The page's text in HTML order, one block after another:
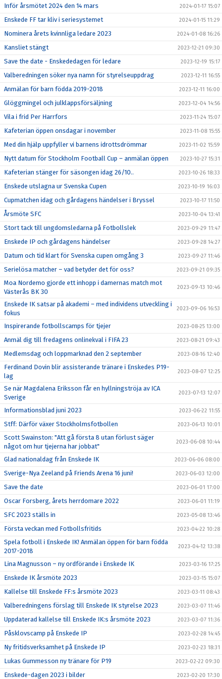
Inför årsmötet 2024 den 14 mars 2024-01-17 15:07
Enskede FF tar kliv i seriesystemet 2024-01-15 11:29
Nominera årets kvinnliga ledare 2023 2024-01-08 16:26
Kansliet stängt 2023-12-21 09:30
Save the date - Enskededagen för ledare 2023-12-19 15:17
Valberedningen söker nya namn för styrelseuppdrag 2023-12-11 16:55
Anmälan för barn födda 2019-2018 2023-12-11 16:00
Glöggmingel och julklappsförsäljning 2023-12-04 14:56
Vila i frid Per Harrfors 2023-11-24 15:07
Kafeterian öppen onsdagar i november 2023-11-08 15:55
Med din hjälp uppfyller vi barnens idrottsdrömmar 2023-11-02 15:59
Nytt datum för Stockholm Football Cup – anmälan öppen 2023-10-27 15:31
Kafeterian stänger för säsongen idag 26/10.. 2023-10-26 18:33
Enskede utslagna ur Svenska Cupen 2023-10-19 16:03
Cupmatchen idag och gårdagens händelser i Bryssel 2023-10-17 11:50
Årsmöte SFC 2023-10-04 13:41
Stort tack till ungdomsledarna på Fotbollslek 2023-09-29 11:47
Enskede IP och gårdagens händelser 2023-09-28 14:27
Datum och tid klart för Svenska cupen omgång 3 2023-09-27 11:46
Serielösa matcher – vad betyder det för oss? 2023-09-21 09:35
Moa Nordemo gjorde ett inhopp i damernas match mot
Västerås BK 30
2023-09-13 10:46
Enskede IK satsar på akademi – med individens utveckling i
fokus
2023-09-06 16:53
Inspirerande fotbollscamps för tjejer 2023-08-25 13:00
Anmäl dig till fredagens onlinekval i FIFA 23 2023-08-21 09:43
Medlemsdag och loppmarknad den 2 september 2023-08-16 12:40
Ferdinand Dovin blir assisterande tränare i Enskedes P19-
lag
2023-08-07 12:25
Se när Magdalena Eriksson får en hyllningströja av ICA
Sverige
2023-07-13 12:07
Informationsblad juni 2023 2023-06-22 11:55
Stff: Därför växer Stockholmsfotbollen 2023-06-13 10:01
Scott Swainston: "Att gå första 8 utan förlust säger
något om hur tjejerna har jobbat"
2023-06-08 10:44
Glad nationaldag från Enskede IK 2023-06-06 08:00
Sverige-Nya Zeeland på Friends Arena 16 juni! 2023-06-03 12:00
Save the date 2023-06-01 17:00
Oscar Forsberg, årets herrdomare 2022 2023-06-01 11:19
SFC 2023 ställs in 2023-05-08 13:46
Första veckan med Fotbollsfritids 2023-04-22 10:28
Spela fotboll i Enskede IK! Anmälan öppen för barn födda
2017-2018
2023-04-12 13:38
Lina Magnusson – ny ordförande i Enskede IK 2023-03-16 17:25
Enskede IK årsmöte 2023 2023-03-15 15:07
Kallelse till Enskede FF:s årsmöte 2023 2023-03-11 08:43
Valberedningens förslag till Enskede IK styrelse 2023 2023-03-07 11:46
Uppdaterad kallelse till Enskede IK:s årsmöte 2023 2023-03-07 11:36
Påsklovscamp på Enskede IP 2023-02-28 14:45
Ny fritidsverksamhet på Enskede IP 2023-02-23 18:31
Lukas Gummesson ny tränare för P19 2023-02-22 09:30
Enskede-dagen 2023 i bilder 2023-02-20 17:30